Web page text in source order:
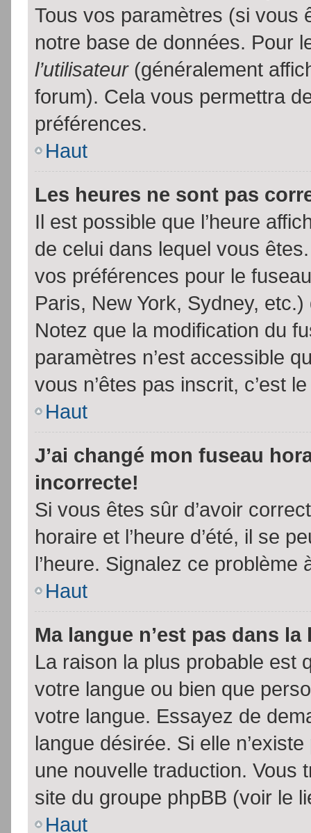
Tous vos paramètres (si vous
notre base de données. Pour
l’utilisateur(généralement
forum). Cela vous permettra
préférences.
Haut
Les heures ne sont pas
Il est possible que l’heure
de celui dans lequel vous
vos préférences pour le
Paris, New York, Sydney,
Notez que la modification du
paramètres n’est accessible
vous n’êtes pas inscrit, c’est
Haut
J’ai changé mon fuseau
incorrecte!
Si vous êtes sûr d’avoir
horaire et l’heure d’été, il se
l’heure. Signalez ce problème
Haut
Ma langue n’est pas dans la
La raison la plus probable est
votre langue ou bien que
votre langue. Essayez de
langue désirée. Si elle
une nouvelle traduction. Vous
site du groupe phpBB (voir le
Haut